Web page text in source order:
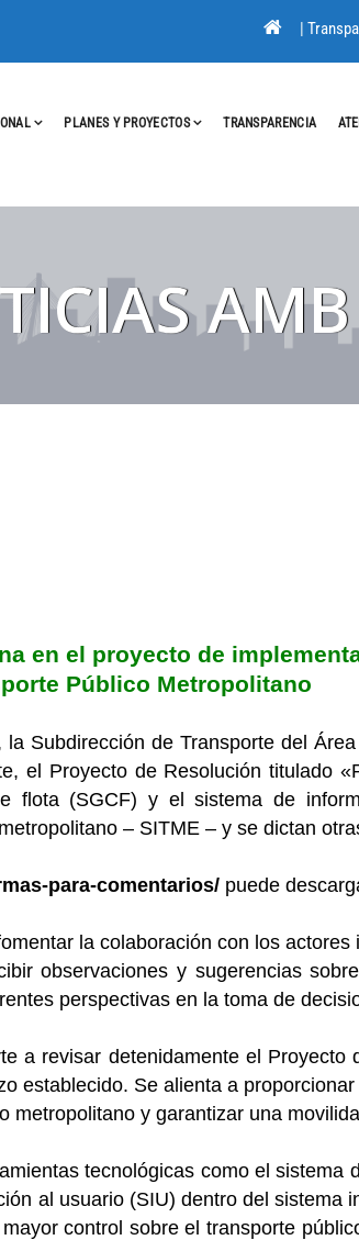
|
PLANES Y PROYECTOS TRANSPARENCIA
AMB
en el proyecto de
Público Metropolitano
Subdirección de Transporte del
el Proyecto de Resolución titulado
flota (SGCF) y el sistema de
– SITME – y se dictan
para-comentarios/ puede
la colaboración con los
observaciones y sugerencias
perspectivas en la toma de
a revisar detenidamente el
establecido. Se alienta a
y garantizar una
tecnológicas como el sistema
al usuario (SIU) dentro del sistema
control sobre el transporte